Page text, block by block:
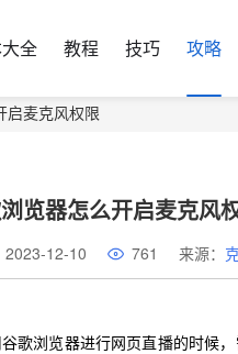
全 教程 技巧 攻略
启麦克风权限
览器怎么开启麦克风
2023-12-10 761 来源：
歌浏览器进行网页直播的时候